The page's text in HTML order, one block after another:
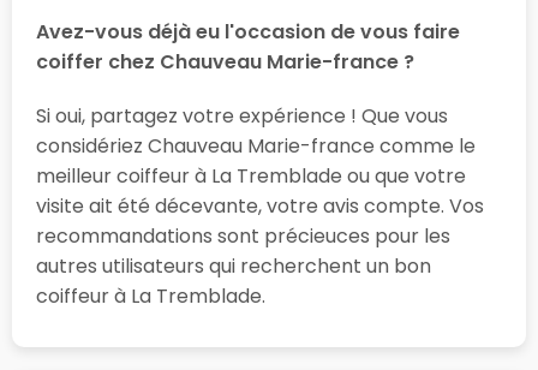
Avez-vous déjà eu l'occasion de vous faire
coiffer chez Chauveau Marie-france ?
Si oui, partagez votre expérience ! Que vous
considériez Chauveau Marie-france comme le
meilleur coiffeur à La Tremblade ou que votre
visite ait été décevante, votre avis compte. Vos
recommandations sont précieuces pour les
autres utilisateurs qui recherchent un bon
coiffeur à La Tremblade.